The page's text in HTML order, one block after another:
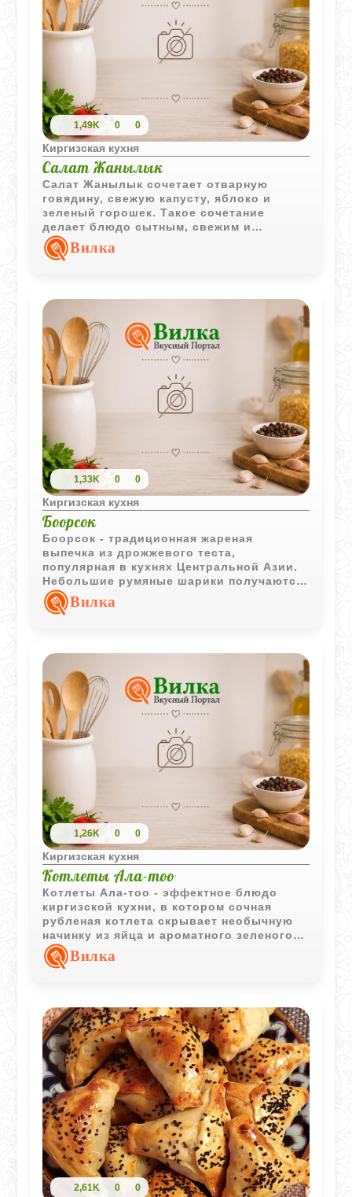
1,49K 0 0
Киргизская кухня
Салат Жанылык
Салат Жанылык сочетает отварную
говядину, свежую капусту, яблоко и
зеленый горошек. Такое сочетание
делает блюдо сытным, свежим и
интересным по вкусу, а яркое украшение
из вишни придает ему праздничный вид.
Вилка
1,33K 0 0
Киргизская кухня
Боорсок
Боорсок - традиционная жареная
выпечка из дрожжевого теста,
популярная в кухнях Центральной Азии.
Небольшие румяные шарики получаются
пышными внутри и отлично подходят для
чаепития.
Вилка
1,26K 0 0
Киргизская кухня
Котлеты Ала-тоо
Котлеты Ала-тоо - эффектное блюдо
киргизской кухни, в котором сочная
рубленая котлета скрывает необычную
начинку из яйца и ароматного зеленого
масла. Подача с овощами и картофелем
делает блюдо полноценным и очень
Вилка
2,61K 0 0